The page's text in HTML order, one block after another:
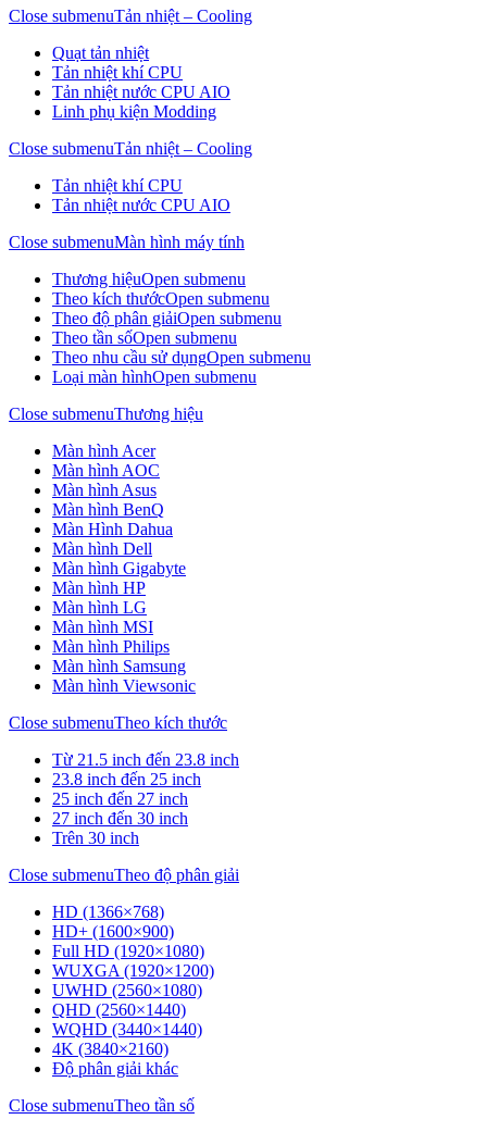
Close submenuTản nhiệt – Cooling
Quạt tản nhiệt
Tản nhiệt khí CPU
Tản nhiệt nước CPU AIO
Linh phụ kiện Modding
Close submenuTản nhiệt – Cooling
Tản nhiệt khí CPU
Tản nhiệt nước CPU AIO
Close submenuMàn hình máy tính
Thương hiệuOpen submenu
Theo kích thướcOpen submenu
Theo độ phân giảiOpen submenu
Theo tần sốOpen submenu
Theo nhu cầu sử dụngOpen submenu
Loại màn hìnhOpen submenu
Close submenuThương hiệu
Màn hình Acer
Màn hình AOC
Màn hình Asus
Màn hình BenQ
Màn Hình Dahua
Màn hình Dell
Màn hình Gigabyte
Màn hình HP
Màn hình LG
Màn hình MSI
Màn hình Philips
Màn hình Samsung
Màn hình Viewsonic
Close submenuTheo kích thước
Từ 21.5 inch đến 23.8 inch
23.8 inch đến 25 inch
25 inch đến 27 inch
27 inch đến 30 inch
Trên 30 inch
Close submenuTheo độ phân giải
HD (1366×768)
HD+ (1600×900)
Full HD (1920×1080)
WUXGA (1920×1200)
UWHD (2560×1080)
QHD (2560×1440)
WQHD (3440×1440)
4K (3840×2160)
Độ phân giải khác
Close submenuTheo tần số